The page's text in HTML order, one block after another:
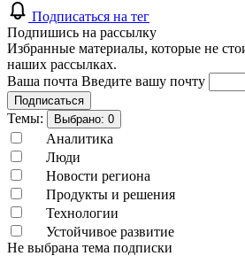
Подписаться на тег
Подпишись на рассылку
Избранные материалы, которые не
наших рассылках.
Ваша почта Введите вашу почту
Подписаться
Темы: Выбрано: 0
Аналитика
Люди
Новости региона
Продукты и решения
Технологии
Устойчивое развитие
Не выбрана тема подписки